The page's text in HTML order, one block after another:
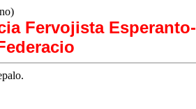
Fervojista Esperanto-